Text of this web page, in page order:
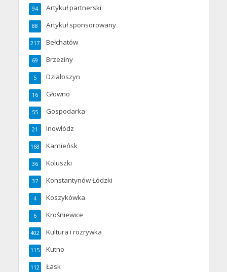
Artykuł partnerski
94
Artykuł sponsorowany
88
Bełchatów
217
Brzeziny
69
Działoszyn
5
Głowno
16
Gospodarka
55
Inowłódz
21
Kamieńsk
168
Koluszki
36
Konstantynów Łódzki
37
Koszykówka
4
Krośniewice
6
Kultura i rozrywka
402
Kutno
115
Łask
112